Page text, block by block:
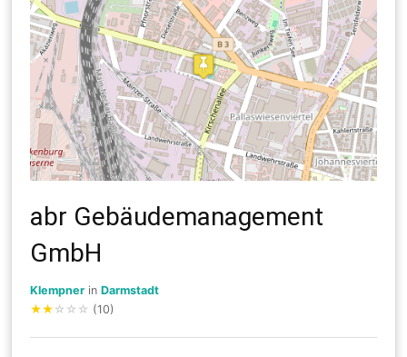
abr Gebäudemanagement
GmbH
Klempner inDarmstadt
★★ ☆ ☆ ☆ (10)